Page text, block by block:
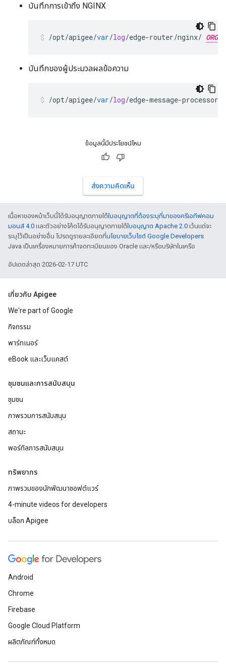
บันทึกการเข้าถึง NGINX
/opt/apigee/var/log/edge-router/nginx/ ORG
บันทึกของผู้ประมวลผลข้อความ
/opt/apigee/var/log/edge-message-processor
ข้อมูลนี้มีประโยชน์ไหม
ส่งความคิดเห็น
เนื้อหาของหน้าเว็บนี้ได้รับอนุญาตภายใต้ใบอนุญาตที่ต้องระบุที่มาของครีเอทีฟคอม
มอนส์ 4.0 และตัวอย่างโค้ดได้รับอนุญาตภายใต้ใบอนุญาต Apache 2.0 เว้นแต่จะ
ระบุไว้เป็นอย่างอื่น โปรดดูรายละเอียดที่นโยบายเว็บไซต์ Google Developers
Java เป็นเครื่องหมายการค้าจดทะเบียนของ Oracle และ/หรือบริษัทในเครือ
อัปเดตล่าสุด 2026-02-17 UTC
เกี่ยวกับ Apigee
We're part of Google
กิจกรรม
พาร์ทเนอร์
eBook และเว็บแคสต์
ชุมชนและการสนับสนุน
ชุมชน
ภาพรวมการสนับสนุน
สถานะ
พอร์ทัลการสนับสนุน
ทรัพยากร
ภาพรวมของนักพัฒนาซอฟต์แวร์
4-minute videos for developers
บล็อก Apigee
Android
Chrome
Firebase
Google Cloud Platform
ผลิตภัณฑ์ทั้งหมด